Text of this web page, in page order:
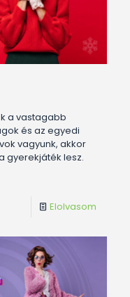
a vastagabb
és az egyedi
vagyunk, akkor
gyerekjáték lesz.
Elolvasom